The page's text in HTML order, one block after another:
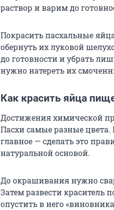
раствор и варим до
Покрасить пасхальные
обернуть их луковой
до готовности и убрать
нужно натереть их
Как красить яйца
Достижения химической
Пасхи самые разные
главное — сделать это
натуральной основой.
До окрашивания нужно
Затем развести краситель
опустить в него